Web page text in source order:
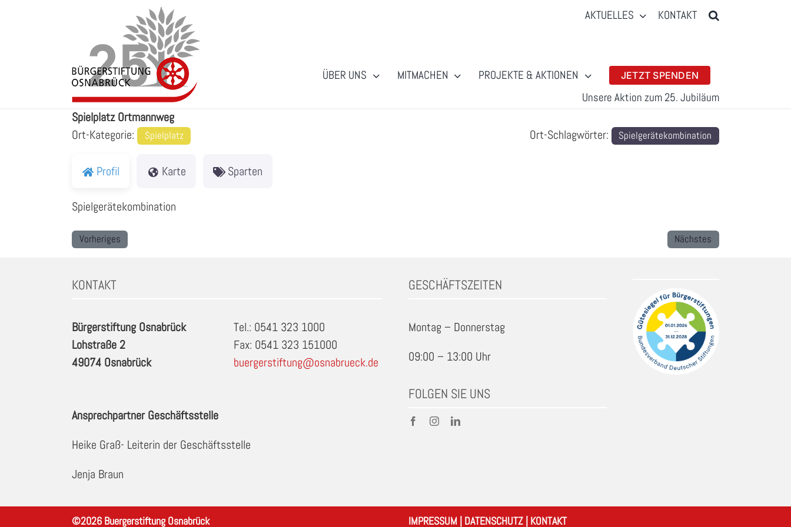
AKTUELLES KONTAKT
ÜBER UNS MITMACHEN PROJEKTE & AKTIONEN JETZT SPENDEN
Unsere Aktion zum 25. Jubiläum
Spielplatz Ortmannweg
Ort-Kategorie:
Spielplatz Ort-Schlagwörter: Spielgerätekombination
Profil Karte Sparten
Spielgerätekombination
Vorheriges Nächstes
KONTAKT
Bürgerstiftung Osnabrück
Lohstraße 2
49074 Osnabrück
Tel.: 0541 323 1000
Fax: 0541 323 151000
buergerstiftung@osnabrueck.de
Ansprechpartner Geschäftsstelle
Heike Graß- Leiterin der Geschäftsstelle
Jenja Braun
GESCHÄFTSZEITEN
Montag – Donnerstag
09:00 – 13:00 Uhr
FOLGEN SIE UNS
©2026 Buergerstiftung Osnabrück IMPRESSUM | DATENSCHUTZ| KONTAKT